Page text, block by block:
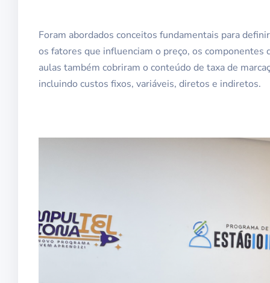
Foram abordados conceitos fundamentais para
os fatores que influenciam o preço, os componentes
aulas também cobriram o conteúdo de taxa de
incluindo custos fixos, variáveis, diretos e indiretos.